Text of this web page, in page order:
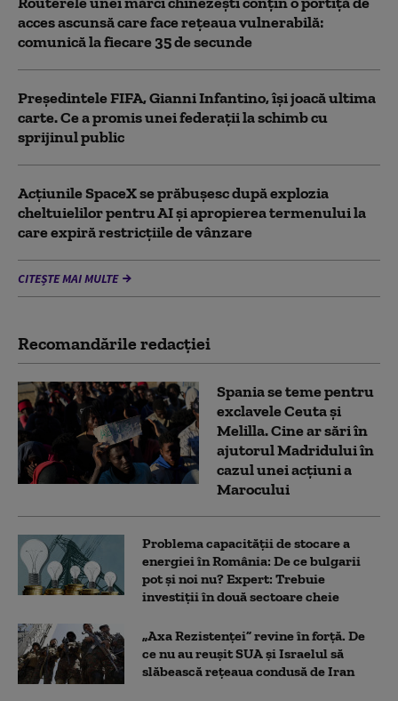
acces ascunsă care face rețeaua vulnerabilă:
comunică la fiecare 35 de secunde
Președintele FIFA, Gianni Infantino, îşi joacă ultima
carte. Ce a promis unei federații la schimb cu
sprijinul public
Acţiunile SpaceX se prăbuşesc după explozia
cheltuielilor pentru AI şi apropierea termenului la
care expiră restricţiile de vânzare
CITEȘTE MAI MULTE
Recomandările redacţiei
Spania se teme pentru
exclavele Ceuta și
Melilla. Cine ar sări în
ajutorul Madridului în
cazul unei acțiuni a
Marocului
Problema capacității de stocare a
energiei în România: De ce bulgarii
pot și noi nu? Expert: Trebuie
investiții în două sectoare cheie
„Axa Rezistenței” revine în forță. De
ce nu au reușit SUA și Israelul să
slăbească rețeaua condusă de Iran